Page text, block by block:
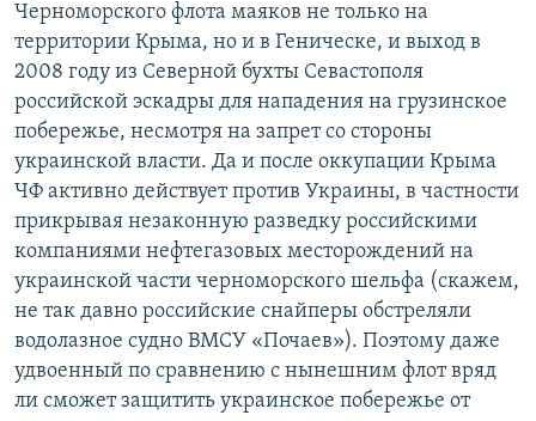
Черноморского флота маяков не только на
территории Крыма, но и в Геническе, и выход в
2008 году из Северной бухты Севастополя
российской эскадры для нападения на грузинское
побережье, несмотря на запрет со стороны
украинской власти. Да и после оккупации Крыма
ЧФ активно действует против Украины, в частности
прикрывая незаконную разведку российскими
компаниями нефтегазовых месторождений на
украинской части черноморского шельфа (скажем,
не так давно российские снайперы обстреляли
водолазное судно ВМСУ «Почаев»). Поэтому даже
удвоенный по сравнению с нынешним флот вряд
ли сможет защитить украинское побережье от